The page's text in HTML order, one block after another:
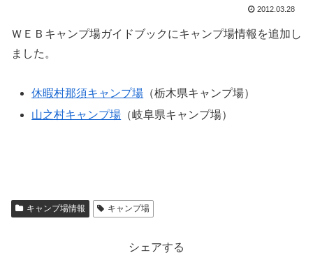
2012.03.28
ＷＥＢキャンプ場ガイドブックにキャンプ場情報を追加し
ました。
休暇村那須キャンプ場 （栃木県キャンプ場）
山之村キャンプ場 （岐阜県キャンプ場）
キャンプ場情報 キャンプ場
シェアする